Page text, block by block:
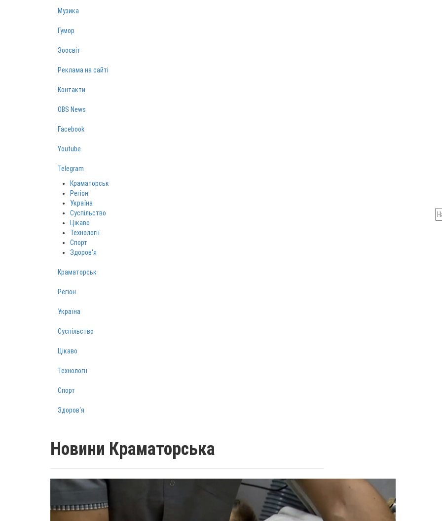
Музика
Гумор
Зоосвіт
Реклама на сайті
Контакти
OBS News
Facebook
Youtube
Telegram
Краматорськ
Регіон
Україна
Суспільство
Цікаво
Технології
Спорт
Здоров‘я
Краматорськ
Регіон
Україна
Суспільство
Цікаво
Технології
Спорт
Здоров‘я
Новини Краматорська